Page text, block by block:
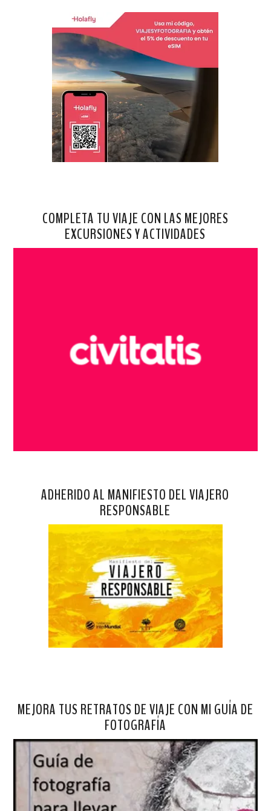
COMPLETA TU VIAJE CON LAS MEJORES
EXCURSIONES Y ACTIVIDADES
ADHERIDO AL MANIFIESTO DEL VIAJERO
RESPONSABLE
MEJORA TUS RETRATOS DE VIAJE CON MI GUÍA DE
FOTOGRAFÍA